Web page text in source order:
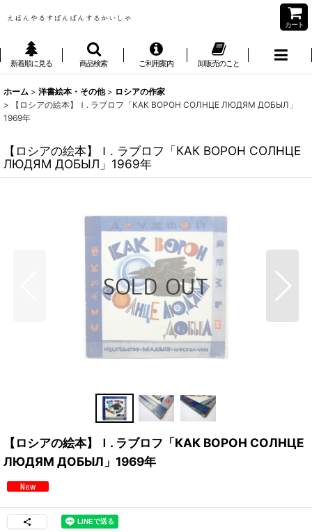
カート
新着順に見る 商品検索 ご利用案内 卸販売のこと
ホーム > 洋書絵本・その他 > ロシアの作家
>
【ロシアの絵本】Ｉ. ラブロフ「КАК ВОРОН СОЛНЦЕ ЛЮДЯМ ДОБЫЛ」
1969年
【ロシアの絵本】Ｉ. ラブロフ「КАК ВОРОН СОЛНЦЕ
ЛЮДЯМ ДОБЫЛ」1969年
【ロシアの絵本】Ｉ. ラブロフ「КАК ВОРОН СОЛНЦЕ
ЛЮДЯМ ДОБЫЛ」1969年